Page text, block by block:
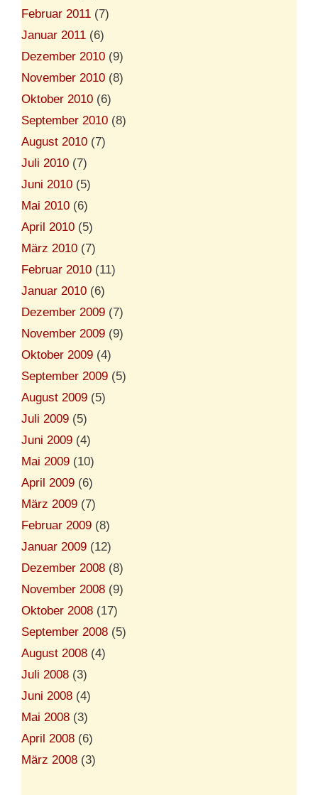
Februar 2011 (7)
Januar 2011 (6)
Dezember 2010 (9)
November 2010 (8)
Oktober 2010 (6)
September 2010 (8)
August 2010 (7)
Juli 2010 (7)
Juni 2010 (5)
Mai 2010 (6)
April 2010 (5)
März 2010 (7)
Februar 2010 (11)
Januar 2010 (6)
Dezember 2009 (7)
November 2009 (9)
Oktober 2009 (4)
September 2009 (5)
August 2009 (5)
Juli 2009 (5)
Juni 2009 (4)
Mai 2009 (10)
April 2009 (6)
März 2009 (7)
Februar 2009 (8)
Januar 2009 (12)
Dezember 2008 (8)
November 2008 (9)
Oktober 2008 (17)
September 2008 (5)
August 2008 (4)
Juli 2008 (3)
Juni 2008 (4)
Mai 2008 (3)
April 2008 (6)
März 2008 (3)